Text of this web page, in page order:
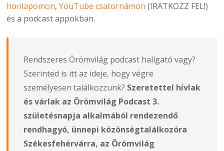
honlapomon,YouTube csatornámon (IRATKOZZ FEL!)
és a podcast appokban.
Rendszeres Örömvilág podcast hallgató vagy?
Szerinted is itt az ideje, hogy végre
személyesen találkozzunk? Szeretettel hívlak
és várlak az Örömvilág Podcast 3.
születésnapja alkalmából rendezendő
rendhagyó, ünnepi közönségtalálkozóra
Székesfehérvárra, az Örömvilág